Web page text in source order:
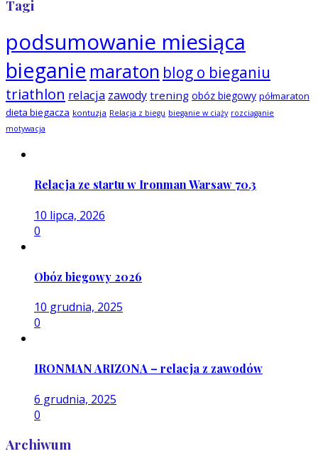
Tagi
podsumowanie miesiąca
bieganie maraton blog o bieganiu
triathlon relacja zawody trening obóz biegowy półmaraton
dieta biegacza kontuzja Relacja z biegu bieganie w ciąży rozciąganie
motywacja
Relacja ze startu w Ironman Warsaw 70.3
10 lipca, 2026
0
Obóz biegowy 2026
10 grudnia, 2025
0
IRONMAN ARIZONA – relacja z zawodów
6 grudnia, 2025
0
Archiwum